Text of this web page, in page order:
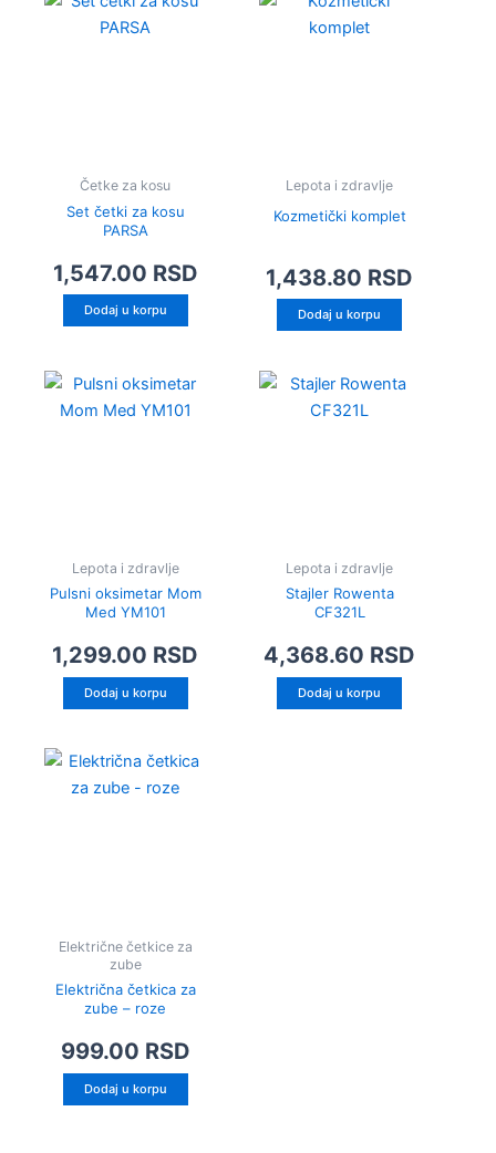
Četke za kosu
Set četki za kosu
PARSA
1,547.00 RSD
Dodaj u korpu
Lepota i zdravlje
Kozmetički komplet
1,438.80 RSD
Dodaj u korpu
Lepota i zdravlje
Pulsni oksimetar Mom
Med YM101
1,299.00 RSD
Dodaj u korpu
Lepota i zdravlje
Stajler Rowenta
CF321L
4,368.60 RSD
Dodaj u korpu
Električne četkice za
zube
Električna četkica za
zube – roze
999.00 RSD
Dodaj u korpu